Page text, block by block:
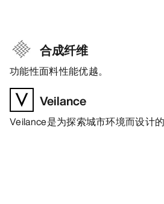
合成纤维
功能性面料性能优越。
Veilance
Veilance是为探索城市环境而设计